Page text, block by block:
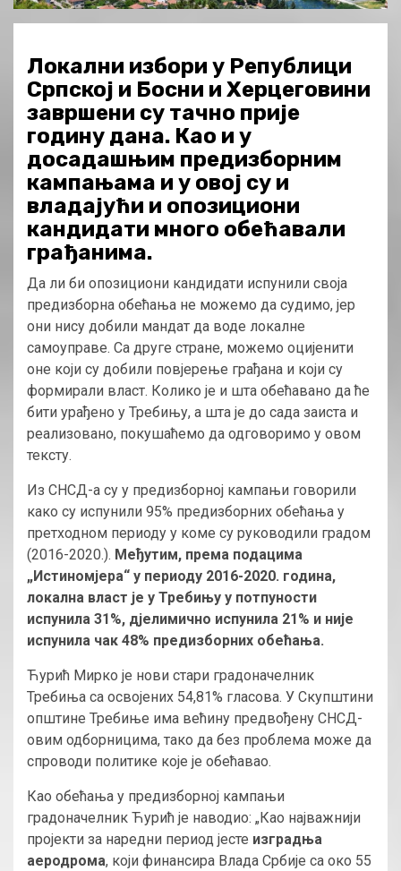
Локални избори у Републици
Српској и Босни и Херцеговини
завршени су тачно прије
годину дана. Као и у
досадашњим предизборним
кампањама и у овој су и
владајући и опозициони
кандидати много обећавали
грађанима.
Да ли би опозициони кандидати испунили своја
предизборна обећања не можемо да судимо, јер
они нису добили мандат да воде локалне
самоуправе. Са друге стране, можемо оцијенити
оне који су добили повјерење грађана и који су
формирали власт. Колико је и шта обећавано да ће
бити урађено у Требињу, а шта је до сада заиста и
реализовано, покушаћемо да одговоримо у овом
тексту.
Из СНСД-а су у предизборној кампањи говорили
како су испунили 95% предизборних обећања у
претходном периоду у коме су руководили градом
(2016-2020.). Међутим, према подацима
„Истиномјера“ у периоду 2016-2020. година,
локална власт је у Требињу у потпуности
испунила 31%, дјелимично испунила 21% и није
испунила чак 48% предизборних обећања.
Ћурић Мирко је нови стари градоначелник
Требиња са освојених 54,81% гласова. У Скупштини
општине Требиње има већину предвођену СНСД-
овим одборницима, тако да без проблема може да
спроводи политике које је обећавао.
Као обећања у предизборној кампањи
градоначелник Ћурић је наводио: „Као најважнији
пројекти за наредни период јесте изградња
аеродрома, који финансира Влада Србије са око 55